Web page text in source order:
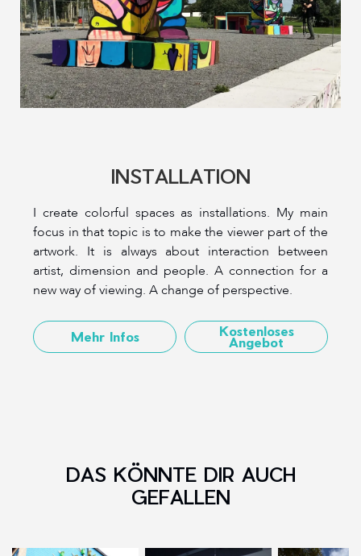
INSTALLATION
I create colorful spaces as installations. My main
focus in that topic is to make the viewer part of the
artwork. It is always about interaction between
artist, dimension and people. A connection for a
new way of viewing. A change of perspective.
Mehr Infos Kostenloses
Angebot
DAS KÖNNTE DIR AUCH
GEFALLEN